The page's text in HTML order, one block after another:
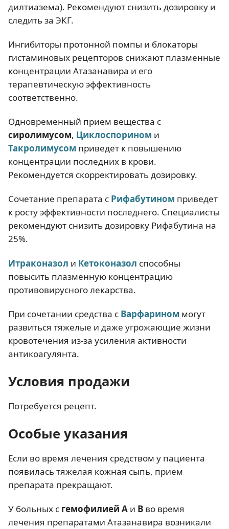
дилтиазема). Рекомендуют снизить дозировку и
следить за ЭКГ.
Ингибиторы протонной помпы и блокаторы
гистаминовых рецепторов снижают плазменные
концентрации Атазанавира и его
терапевтическую эффективность
соответственно.
Одновременный прием вещества с
сиролимусом, Циклоспорином и
Такролимусом приведет к повышению
концентрации последних в крови.
Рекомендуется скорректировать дозировку.
Сочетание препарата с Рифабутином приведет
к росту эффективности последнего. Специалисты
рекомендуют снизить дозировку Рифабутина на
25%.
Итраконазол и Кетоконазол способны
повысить плазменную концентрацию
противовирусного лекарства.
При сочетании средства с Варфарином могут
развиться тяжелые и даже угрожающие жизни
кровотечения из-за усиления активности
антикоагулянта.
Условия продажи
Потребуется рецепт.
Особые указания
Если во время лечения средством у пациента
появилась тяжелая кожная сыпь, прием
препарата прекращают.
У больных с гемофилией А и В во время
лечения препаратами Атазанавира возникали